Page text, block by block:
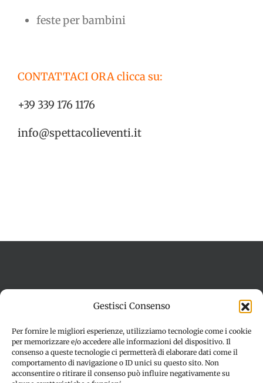
Gestisci Consenso
Per fornire le migliori esperienze, utilizziamo tecnologie come i cookie
per memorizzare e/o accedere alle informazioni del dispositivo. Il
consenso a queste tecnologie ci permetterà di elaborare dati come il
comportamento di navigazione o ID unici su questo sito. Non
acconsentire o ritirare il consenso può influire negativamente su
feste per bambini
CONTATTACI ORA clicca su:
+39 339 176 1176
info@spettacolieventi.it
Disconoscimento